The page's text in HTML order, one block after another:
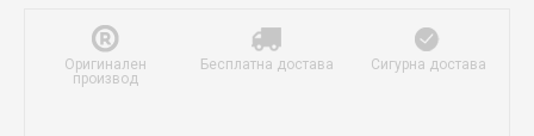
Оригинален
производ
Бесплатна достава Сигурна достава